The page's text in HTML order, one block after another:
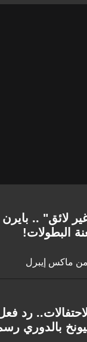
لائق" ..
البطولات!
ماكس إيبرل
رد
بالدوري